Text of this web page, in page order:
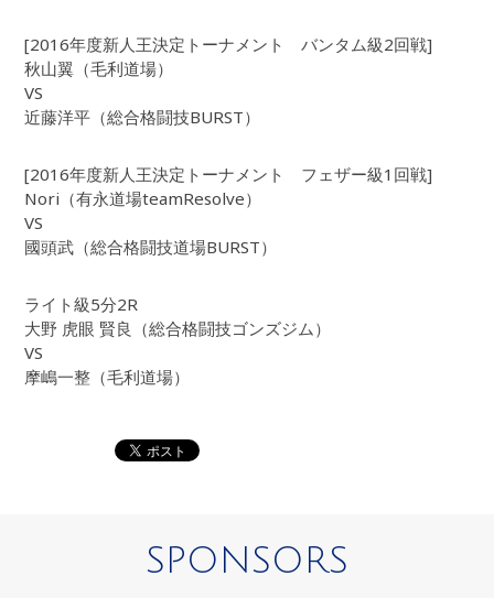
[2016年度新人王決定トーナメント バンタム級2回戦]
秋山翼（毛利道場）
VS
近藤洋平（総合格闘技BURST）
[2016年度新人王決定トーナメント フェザー級1回戦]
Nori（有永道場teamResolve）
VS
國頭武（総合格闘技道場BURST）
ライト級5分2R
大野 虎眼 賢良（総合格闘技ゴンズジム）
VS
摩嶋一整（毛利道場）
SPONSORS